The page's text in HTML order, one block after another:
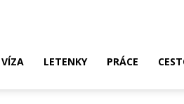
VÍZA LETENKY PRÁCE